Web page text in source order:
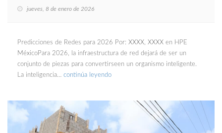
jueves, 8 de enero de 2026
Predicciones de Redes para 2026 Por: XXXX, XXXX en HPE
MéxicoPara 2026, la infraestructura de red dejará de ser un
conjunto de piezas para convertirseen un organismo inteligente.
La inteligencia… continúa leyendo